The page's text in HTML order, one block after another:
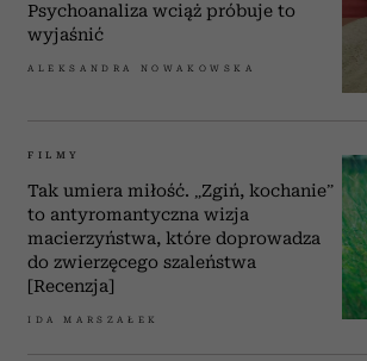
Psychoanaliza wciąż próbuje to
wyjaśnić
ALEKSANDRA NOWAKOWSKA
FILMY
Tak umiera miłość. „Zgiń, kochanie”
to antyromantyczna wizja
macierzyństwa, które doprowadza
do zwierzęcego szaleństwa
[Recenzja]
IDA MARSZAŁEK